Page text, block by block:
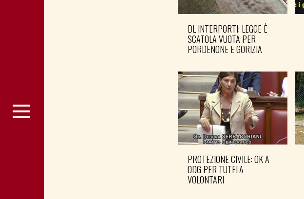
DL INTERPORTI: LEGGE È
SCATOLA VUOTA PER
PORDENONE E GORIZIA
PROTEZIONE CIVILE: OK A
ODG PER TUTELA
VOLONTARI